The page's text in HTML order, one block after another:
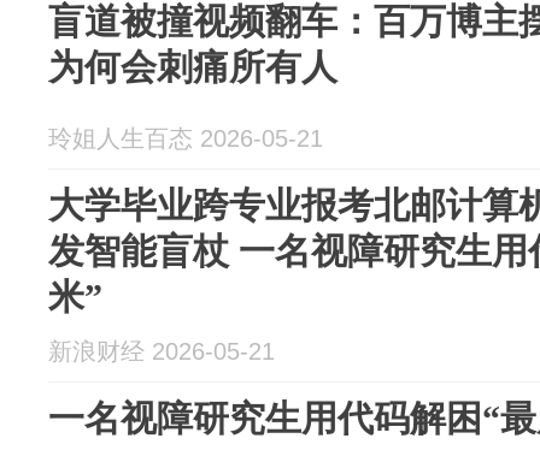
盲道被撞视频翻车：百万博主
为何会刺痛所有人
玲姐人生百态 2026-05-21
大学毕业跨专业报考北邮计算
发智能盲杖 一名视障研究生
米”
新浪财经 2026-05-21
一名视障研究生用代码解困“